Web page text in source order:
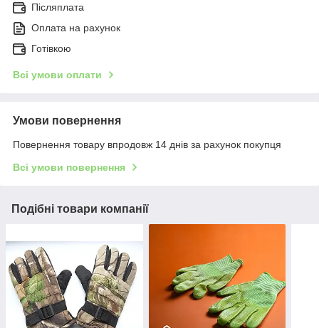
Післяплата
Оплата на рахунок
Готівкою
Всі умови оплати
Умови повернення
Повернення товару впродовж 14 днів за рахунок покупця
Всі умови повернення
Подібні товари компанії